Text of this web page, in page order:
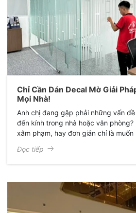
Chỉ Cần Dán Decal Mờ Giải
Mọi Nhà!
Anh chị đang gặp phải những vấn
đến kính trong nhà hoặc văn
xâm phạm, hay đơn giản chỉ là muốn
kính mới, bởi vì có một giải pháp đơn
tiết kiệm hơn rất nhiều: decal mờ!
Đọc tiếp